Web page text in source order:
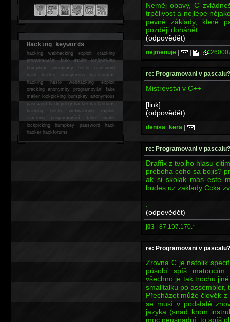
Neměj obavy, C
trpělivost a nejlépe
pevné základy, které
později dohánět.
(odpovědět)
nejmenuje | | |
re: Programovani v pascalu?
Mistrovstvi v C++
[link]
(odpovědět)
denisa_kera |
re: Programovani v pascalu?
Draffix z tvojho hlasu
preboha coho sa bojis?
ak si skolak mas este
budes uz zaklady Ccka
(odpovědět)
j03 | 87.197.170.*
re: Programovani v pascalu?
Zrovna C je natolik
působí spíš matoucím
všechno je tak trochu
smalltalku po assembler,
Přecházet může člověk
se musí v podstatě
jazyka (snad krom
moc neusnadní, to spíš
Hacking keywords
hackingwebhacking exploit cracking
programování fake mailer lockpicking
bumpkey anonymity heslo password
hackhacker anonymous hackforums
hackingheslo webhacking exploit
cracking anonymity programování fake
mailer lockpicking bumpkey anonymous
password hack proxy hacker hackforums
hacking heslo webhacking exploit
cracking programování fake mailer
lockpicking bumpkey password hack
hackerhackforums